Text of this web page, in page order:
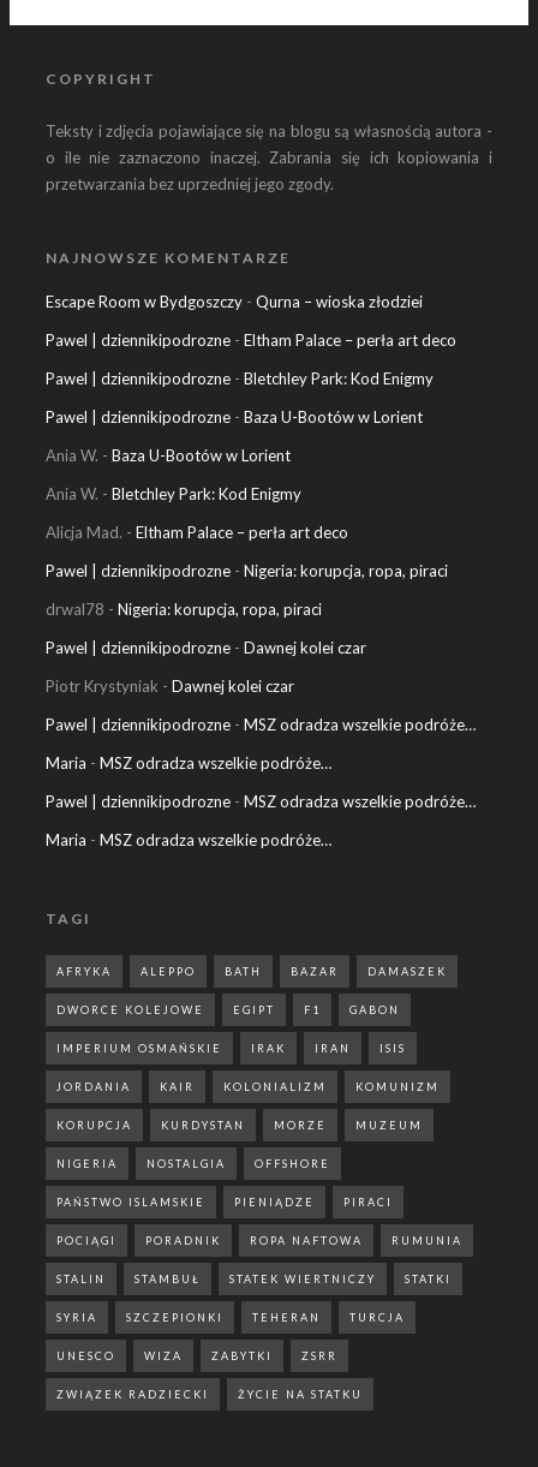
COPYRIGHT
Teksty i zdjęcia pojawiające się na blogu są własnością autora -
o ile nie zaznaczono inaczej. Zabrania się ich kopiowania i
przetwarzania bez uprzedniej jego zgody.
NAJNOWSZE KOMENTARZE
Escape Room w Bydgoszczy - Qurna – wioska złodziei
Pawel | dziennikipodrozne - Eltham Palace – perła art deco
Pawel | dziennikipodrozne - Bletchley Park: Kod Enigmy
Pawel | dziennikipodrozne - Baza U-Bootów w Lorient
Ania W. - Baza U-Bootów w Lorient
Ania W. - Bletchley Park: Kod Enigmy
Alicja Mad. - Eltham Palace – perła art deco
Pawel | dziennikipodrozne - Nigeria: korupcja, ropa, piraci
drwal78 - Nigeria: korupcja, ropa, piraci
Pawel | dziennikipodrozne - Dawnej kolei czar
Piotr Krystyniak - Dawnej kolei czar
Pawel | dziennikipodrozne - MSZ odradza wszelkie podróże…
Maria - MSZ odradza wszelkie podróże…
Pawel | dziennikipodrozne - MSZ odradza wszelkie podróże…
Maria - MSZ odradza wszelkie podróże…
TAGI
AFRYKA ALEPPO BATH BAZAR DAMASZEK
DWORCE KOLEJOWE EGIPT F1 GABON
IMPERIUM OSMAŃSKIE IRAK IRAN ISIS
JORDANIA KAIR KOLONIALIZM KOMUNIZM
KORUPCJA KURDYSTAN MORZE MUZEUM
NIGERIA NOSTALGIA OFFSHORE
PAŃSTWO ISLAMSKIE PIENIĄDZE PIRACI
POCIĄGI PORADNIK ROPA NAFTOWA RUMUNIA
STALIN STAMBUŁ STATEK WIERTNICZY STATKI
SYRIA SZCZEPIONKI TEHERAN TURCJA
UNESCO WIZA ZABYTKI ZSRR
ZWIĄZEK RADZIECKI ŻYCIE NA STATKU